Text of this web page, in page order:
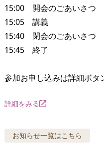
15:00　開会のごあいさつ
15:05　講義
15:40　閉会のごあいさつ
15:45　終了
参加お申し込みは詳細ボタ
詳細をみる
お知らせ一覧はこちら